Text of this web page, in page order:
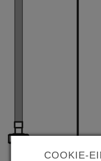
COOKIE-